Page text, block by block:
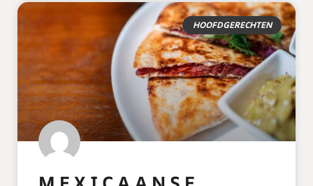
HOOFDGERECHTEN